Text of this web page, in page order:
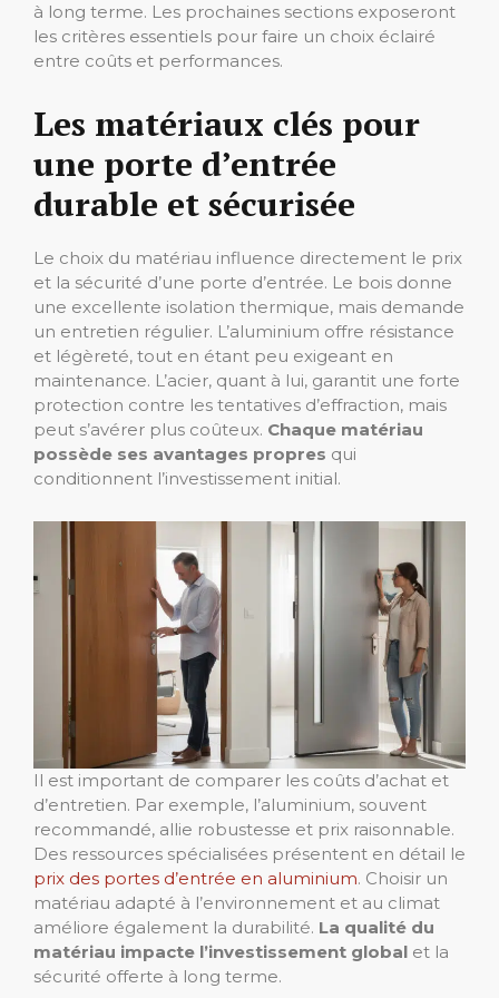
à long terme. Les prochaines sections exposeront
les critères essentiels pour faire un choix éclairé
entre coûts et performances.
Les matériaux clés pour
une porte d’entrée
durable et sécurisée
Le choix du matériau influence directement le prix
et la sécurité d’une porte d’entrée. Le bois donne
une excellente isolation thermique, mais demande
un entretien régulier. L’aluminium offre résistance
et légèreté, tout en étant peu exigeant en
maintenance. L’acier, quant à lui, garantit une forte
protection contre les tentatives d’effraction, mais
peut s’avérer plus coûteux. Chaque matériau
possède ses avantages propres qui
conditionnent l’investissement initial.
Il est important de comparer les coûts d’achat et
d’entretien. Par exemple, l’aluminium, souvent
recommandé, allie robustesse et prix raisonnable.
Des ressources spécialisées présentent en détail le
prix des portes d’entrée en aluminium. Choisir un
matériau adapté à l’environnement et au climat
améliore également la durabilité. La qualité du
matériau impacte l’investissement global et la
sécurité offerte à long terme.